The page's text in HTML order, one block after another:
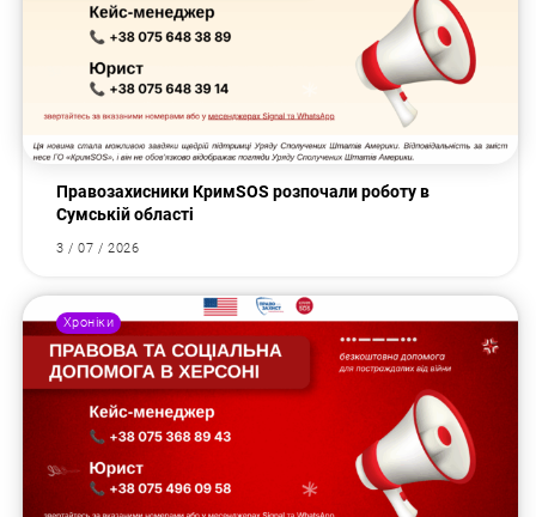
Правозахисники КримSOS розпочали роботу в
Сумській області
3 / 07 / 2026
Хроніки